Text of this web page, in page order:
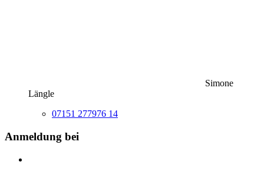
Simone
Längle
07151 277976 14
Anmeldung bei